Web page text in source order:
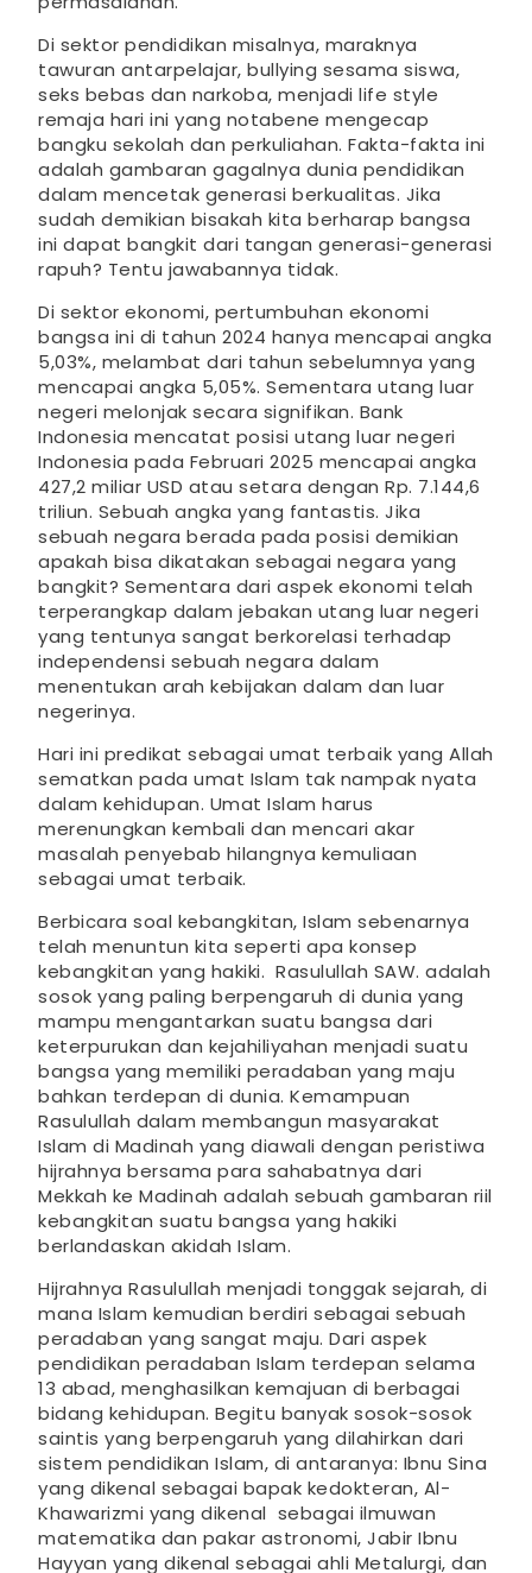
Di sektor pendidikan misalnya, maraknya
tawuran antarpelajar, bullying sesama siswa,
seks bebas dan narkoba, menjadi life style
remaja hari ini yang notabene mengecap
bangku sekolah dan perkuliahan. Fakta-fakta ini
adalah gambaran gagalnya dunia pendidikan
dalam mencetak generasi berkualitas. Jika
sudah demikian bisakah kita berharap bangsa
ini dapat bangkit dari tangan generasi-generasi
rapuh? Tentu jawabannya tidak.
Di sektor ekonomi, pertumbuhan ekonomi
bangsa ini di tahun 2024 hanya mencapai angka
5,03%, melambat dari tahun sebelumnya yang
mencapai angka 5,05%. Sementara utang luar
negeri melonjak secara signifikan. Bank
Indonesia mencatat posisi utang luar negeri
Indonesia pada Februari 2025 mencapai angka
427,2 miliar USD atau setara dengan Rp. 7.144,6
triliun. Sebuah angka yang fantastis. Jika
sebuah negara berada pada posisi demikian
apakah bisa dikatakan sebagai negara yang
bangkit? Sementara dari aspek ekonomi telah
terperangkap dalam jebakan utang luar negeri
yang tentunya sangat berkorelasi terhadap
independensi sebuah negara dalam
menentukan arah kebijakan dalam dan luar
negerinya.
Hari ini predikat sebagai umat terbaik yang Allah
sematkan pada umat Islam tak nampak nyata
dalam kehidupan. Umat Islam harus
merenungkan kembali dan mencari akar
masalah penyebab hilangnya kemuliaan
sebagai umat terbaik.
Berbicara soal kebangkitan, Islam sebenarnya
telah menuntun kita seperti apa konsep
kebangkitan yang hakiki. Rasulullah SAW. adalah
sosok yang paling berpengaruh di dunia yang
mampu mengantarkan suatu bangsa dari
keterpurukan dan kejahiliyahan menjadi suatu
bangsa yang memiliki peradaban yang maju
bahkan terdepan di dunia. Kemampuan
Rasulullah dalam membangun masyarakat
Islam di Madinah yang diawali dengan peristiwa
hijrahnya bersama para sahabatnya dari
Mekkah ke Madinah adalah sebuah gambaran riil
kebangkitan suatu bangsa yang hakiki
berlandaskan akidah Islam.
Hijrahnya Rasulullah menjadi tonggak sejarah, di
mana Islam kemudian berdiri sebagai sebuah
peradaban yang sangat maju. Dari aspek
pendidikan peradaban Islam terdepan selama
13 abad, menghasilkan kemajuan di berbagai
bidang kehidupan. Begitu banyak sosok-sosok
saintis yang berpengaruh yang dilahirkan dari
sistem pendidikan Islam, di antaranya: Ibnu Sina
yang dikenal sebagai bapak kedokteran, Al-
Khawarizmi yang dikenal sebagai ilmuwan
matematika dan pakar astronomi, Jabir Ibnu
Hayyan yang dikenal sebagai ahli Metalurgi, dan